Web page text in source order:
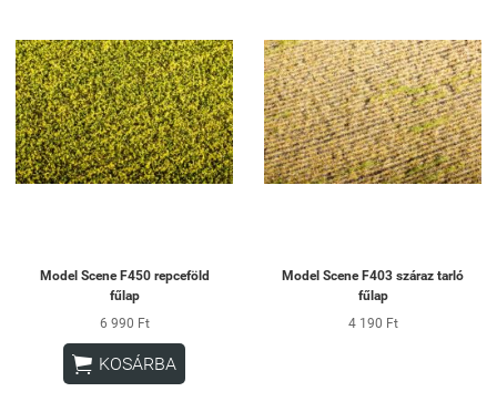
Model Scene F450 repceföld
fűlap
6 990 Ft
 KOSÁRBA
Model Scene F403 száraz tarló
fűlap
4 190 Ft